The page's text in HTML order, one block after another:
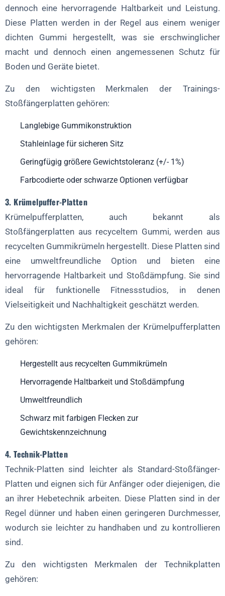
dennoch eine hervorragende Haltbarkeit und Leistung.
Diese Platten werden in der Regel aus einem weniger
dichten Gummi hergestellt, was sie erschwinglicher
macht und dennoch einen angemessenen Schutz für
Boden und Geräte bietet.
Zu den wichtigsten Merkmalen der Trainings-
Stoßfängerplatten gehören:
Langlebige Gummikonstruktion
Stahleinlage für sicheren Sitz
Geringfügig größere Gewichtstoleranz (+/- 1%)
Farbcodierte oder schwarze Optionen verfügbar
3. Krümelpuffer-Platten
Krümelpufferplatten, auch bekannt als
Stoßfängerplatten aus recyceltem Gummi, werden aus
recycelten Gummikrümeln hergestellt. Diese Platten sind
eine umweltfreundliche Option und bieten eine
hervorragende Haltbarkeit und Stoßdämpfung. Sie sind
ideal für funktionelle Fitnessstudios, in denen
Vielseitigkeit und Nachhaltigkeit geschätzt werden.
Zu den wichtigsten Merkmalen der Krümelpufferplatten
gehören:
Hergestellt aus recycelten Gummikrümeln
Hervorragende Haltbarkeit und Stoßdämpfung
Umweltfreundlich
Schwarz mit farbigen Flecken zur
Gewichtskennzeichnung
4. Technik-Platten
Technik-Platten sind leichter als Standard-Stoßfänger-
Platten und eignen sich für Anfänger oder diejenigen, die
an ihrer Hebetechnik arbeiten. Diese Platten sind in der
Regel dünner und haben einen geringeren Durchmesser,
wodurch sie leichter zu handhaben und zu kontrollieren
sind.
Zu den wichtigsten Merkmalen der Technikplatten
gehören: